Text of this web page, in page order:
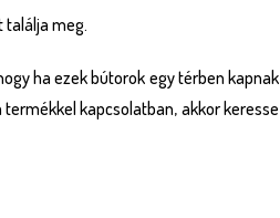
találja meg.
ha ezek bútorok egy térben kapnak
kapcsolatban, akkor keresse